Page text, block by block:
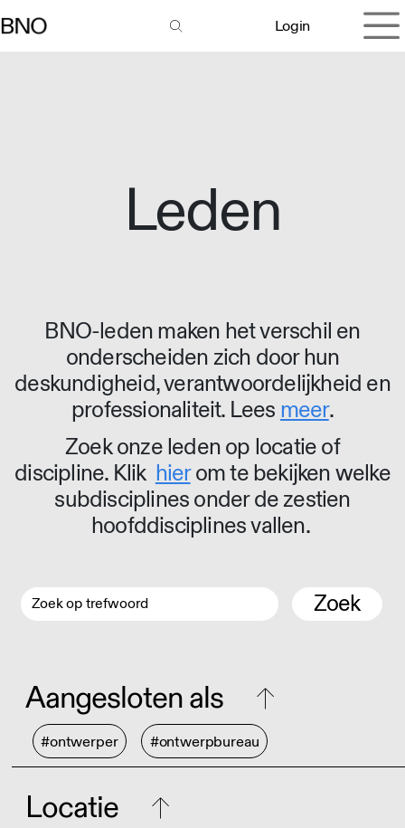
Login
Leden
BNO-leden maken het verschil en
onderscheiden zich door hun
deskundigheid, verantwoordelijkheid en
professionaliteit. Lees meer.
Zoek onze leden op locatie of
discipline. Klik hierom te bekijken welke
subdisciplines onder de zestien
hoofddisciplines vallen.
Zoek
Aangesloten als
#ontwerper #ontwerpbureau
Locatie